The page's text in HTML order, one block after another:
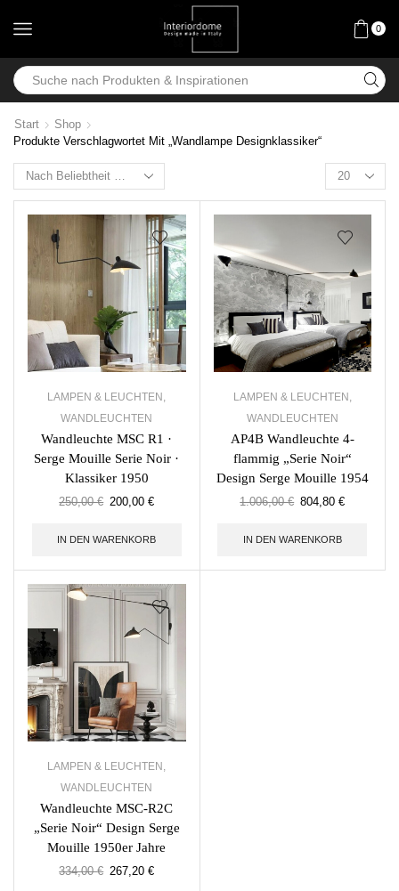
0
Start
Shop
Produkte Verschlagwortet Mit „Wandlampe Designklassiker“
LAMPEN & LEUCHTEN ,
WANDLEUCHTEN
Wandleuchte MSC R1 ·
Serge Mouille Serie Noir ·
Klassiker 1950
250,00€ 200,00€
IN DEN WARENKORB
LAMPEN & LEUCHTEN ,
WANDLEUCHTEN
AP4B Wandleuchte 4-
flammig „Serie Noir“
Design Serge Mouille 1954
1.006,00€ 804,80€
IN DEN WARENKORB
LAMPEN & LEUCHTEN ,
WANDLEUCHTEN
Wandleuchte MSC-R2C
„Serie Noir“ Design Serge
Mouille 1950er Jahre
334,00€ 267,20€